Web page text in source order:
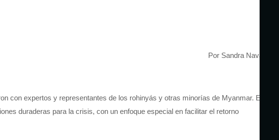
Por Sandra Navarro
con expertos y representantes de los rohinyás y otras minorías de Myanmar. El
duraderas para la crisis, con un enfoque especial en facilitar el retorno